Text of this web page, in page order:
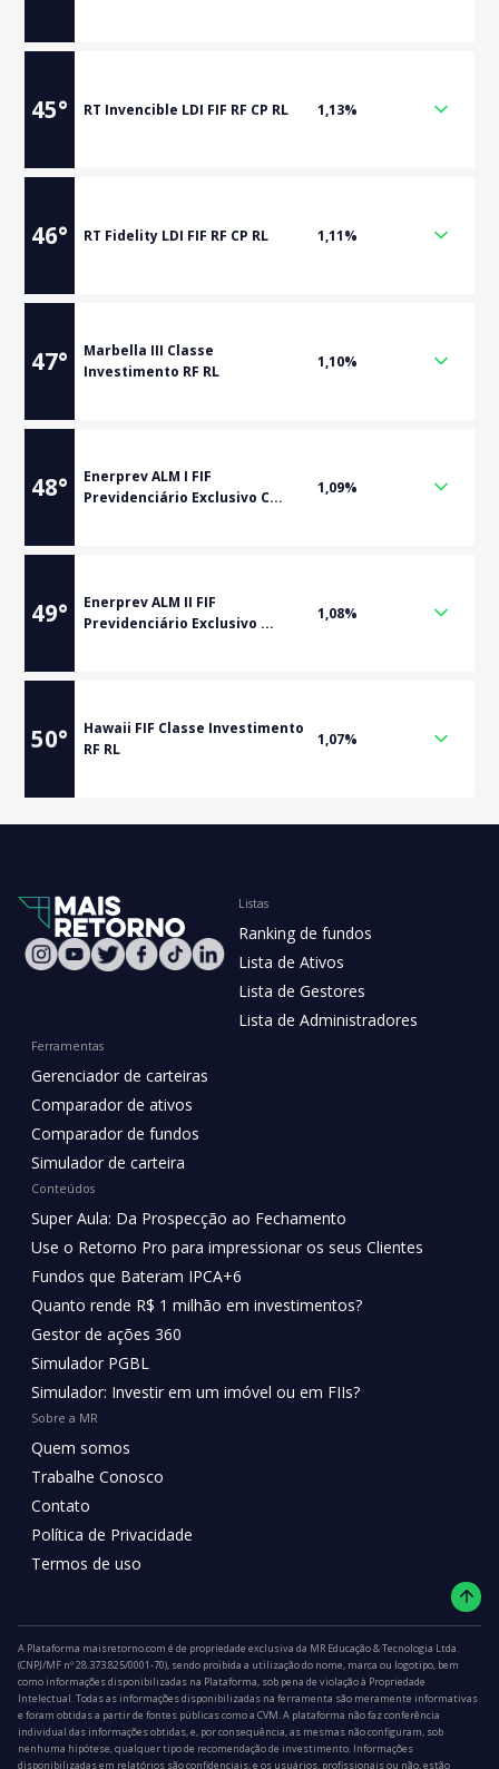
45° RT Invencible LDI FIF RF CP RL 1,13%
46° RT Fidelity LDI FIF RF CP RL 1,11%
47°
Marbella III Classe
Investimento RF RL
1,10%
48°
Enerprev ALM I FIF
Previdenciário Exclusivo C...
1,09%
49°
Enerprev ALM II FIF
Previdenciário Exclusivo ...
1,08%
50°
Hawaii FIF Classe Investimento
RF RL
1,07%
Listas
Ranking de fundos
Lista de Ativos
Lista de Gestores
Lista de Administradores
Ferramentas
Gerenciador de carteiras
Comparador de ativos
Comparador de fundos
Simulador de carteira
Conteúdos
Super Aula: Da Prospecção ao Fechamento
Use o Retorno Pro para impressionar os seus Clientes
Fundos que Bateram IPCA+6
Quanto rende R$ 1 milhão em investimentos?
Gestor de ações 360
Simulador PGBL
Simulador: Investir em um imóvel ou em FIIs?
Sobre a MR
Quem somos
Trabalhe Conosco
Contato
Política de Privacidade
Termos de uso
A Plataforma maisretorno.com é de propriedade exclusiva da MR Educação & Tecnologia Ltda.
(CNPJ/MF nº 28.373.825/0001-70), sendo proibida a utilização do nome, marca ou logotipo, bem
como informações disponibilizadas na Plataforma, sob pena de violação à Propriedade
Intelectual. Todas as informações disponibilizadas na ferramenta são meramente informativas
e foram obtidas a partir de fontes públicas como a CVM. A plataforma não faz conferência
individual das informações obtidas, e, por consequência, as mesmas não configuram, sob
nenhuma hipótese, qualquer tipo de recomendação de investimento. Informações
disponibilizadas em relatórios são confidenciais, e os usuários, profissionais ou não, estão